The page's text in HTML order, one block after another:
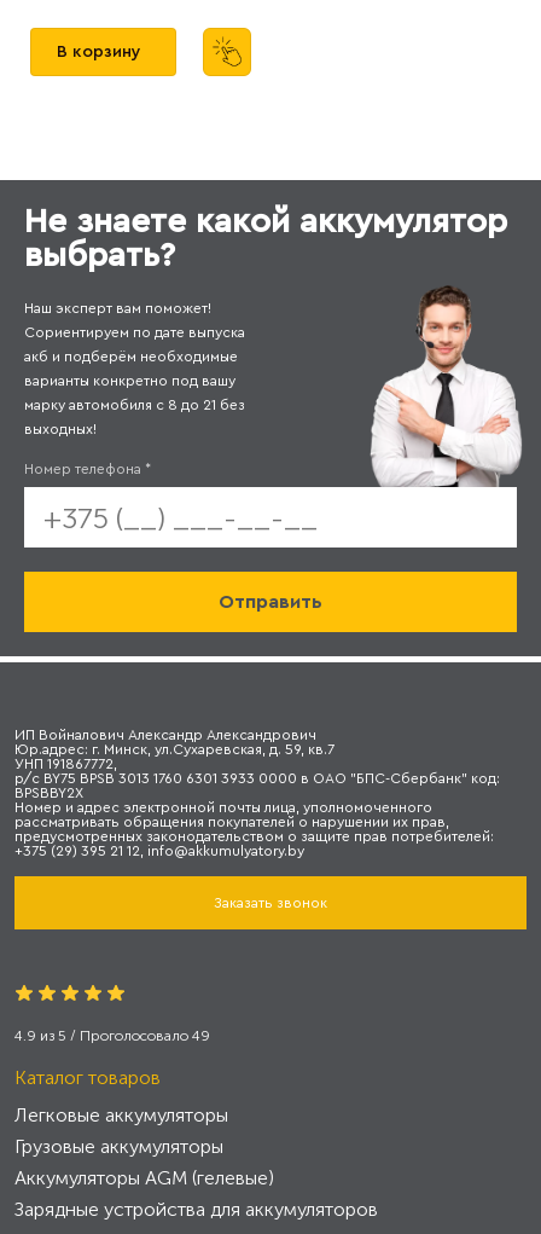
В корзину
Не знаете какой аккумулятор
выбрать?
Наш эксперт вам поможет!
Сориентируем по дате выпуска
акб и подберём необходимые
варианты конкретно под вашу
марку автомобиля с 8 до 21 без
выходных!
Номер телефона *
ИП Войналович Александр Александрович
Юр.адрес: г. Минск, ул.Сухаревская, д. 59, кв.7
УНП 191867772,
р/с BY75 BPSB 3013 1760 6301 3933 0000 в ОАО "БПС-Сбербанк" код:
BPSBBY2X
Номер и адрес электронной почты лица, уполномоченного
рассматривать обращения покупателей о нарушении их прав,
предусмотренных законодательством о защите прав потребителей:
+375 (29) 395 21 12, info@akkumulyatory.by
Заказать звонок
4.9 из 5 / Проголосовало 49
Каталог товаров
Легковые аккумуляторы
Грузовые аккумуляторы
Аккумуляторы AGM (гелевые)
Зарядные устройства для аккумуляторов